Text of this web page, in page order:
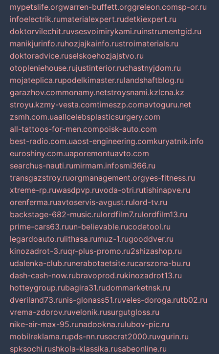
mypetslife.orgwarren-buffett.orggreleon.comsp-or.ru
infoelectrik.rumaterialexpert.rudetkiexpert.ru
doktorvilechit.ruvsesvoimirykami.ruinstrumentgid.ru
manikjurinfo.ruhozjajkainfo.rustroimaterials.ru
doktoradvice.ruselskoehozjajstvo.ru
otopleniehouse.rujustinterior.ruchastnyjdom.ru
mojateplica.rupodelkimaster.rulandshaftblog.ru
garazhov.commonamy.netstroysnami.kzlcna.kz
stroyu.kzmy-vesta.comtimeszp.comavtoguru.net
zsmh.com.uaallcelebsplasticsurgery.com
all-tattoos-for-men.compoisk-auto.com
best-radio.com.uaost-engineering.comkuryatnik.info
euroshiny.com.uaporemontuavto.com
searchus-nauti.rumirmam.infosmi366.ru
transgazstroy.ruorgmanagement.orgyes-fitness.ru
xtreme-rp.ruwasdpvp.ruvoda-otri.rutishinapve.ru
orenferma.ruavtoservis-avgust.rulord-tv.ru
backstage-682-music.rulordfilm7.rulordfilm13.ru
prime-cars63.ruun-believable.rucodetool.ru
legardoauto.rulithasa.rumuz-1.rugooddver.ru
kinozadrot-3.ruqr-plus-promo.ru2shizashop.ru
udalenka-club.runerabotaetsite.rucarszona-bu.ru
dash-cash-now.rubravoprod.rukinozadrot13.ru
hotteygroup.rubagira31.rudommarketnsk.ru
dveriland73.runis-glonass51.ruveles-doroga.rutb02.ru
vrema-zdorov.ruvelonik.rusurgutgloss.ru
nike-air-max-95.runadookna.rulubov-pic.ru
mobilreklama.rupds-nn.rusocrat2000.ruvgurin.ru
spksochi.rushkola-klassika.rusabeonline.ru